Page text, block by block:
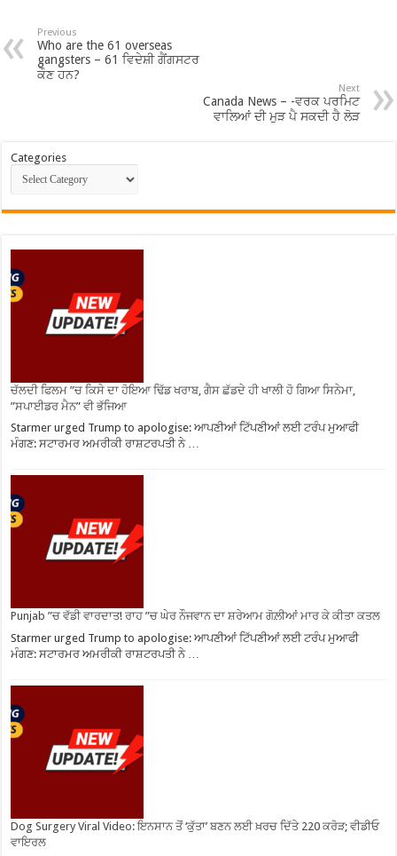
Previous
Who are the 61 overseas
gangsters – 61 ਵਿਦੇਸ਼ੀ ਗੈਂਗਸਟਰ
ਕੌਣ ਹਨ?
Next
Canada News – -ਵਰਕ ਪਰਮਿਟ
ਵਾਲਿਆਂ ਦੀ ਮੁੜ ਪੈ ਸਕਦੀ ਹੈ ਲੋੜ
Categories
ਚੱਲਦੀ ਫਿਲਮ ”ਚ ਕਿਸੇ ਦਾ ਹੋਇਆ ਢਿੱਡ ਖਰਾਬ, ਗੈਸ ਛੱਡਦੇ ਹੀ ਖਾਲੀ ਹੋ ਗਿਆ ਸਿਨੇਮਾ,
”ਸਪਾਈਡਰ ਮੈਨ” ਵੀ ਭੱਜਿਆ
Starmer urged Trump to apologise: ਆਪਣੀਆਂ ਟਿੱਪਣੀਆਂ ਲਈ ਟਰੰਪ ਮੁਆਫੀ
ਮੰਗਣ: ਸਟਾਰਮਰ ਅਮਰੀਕੀ ਰਾਸ਼ਟਰਪਤੀ ਨੇ …
Punjab ”ਚ ਵੱਡੀ ਵਾਰਦਾਤ! ਰਾਹ ”ਚ ਘੇਰ ਨੌਜਵਾਨ ਦਾ ਸ਼ਰੇਆਮ ਗੋਲ਼ੀਆਂ ਮਾਰ ਕੇ ਕੀਤਾ ਕਤਲ
Starmer urged Trump to apologise: ਆਪਣੀਆਂ ਟਿੱਪਣੀਆਂ ਲਈ ਟਰੰਪ ਮੁਆਫੀ
ਮੰਗਣ: ਸਟਾਰਮਰ ਅਮਰੀਕੀ ਰਾਸ਼ਟਰਪਤੀ ਨੇ …
Dog Surgery Viral Video: ਇਨਸਾਨ ਤੋਂ ‘ਕੁੱਤਾ’ ਬਣਨ ਲਈ ਖ਼ਰਚ ਦਿੱਤੇ 220 ਕਰੋੜ; ਵੀਡੀਓ
ਵਾਇਰਲ